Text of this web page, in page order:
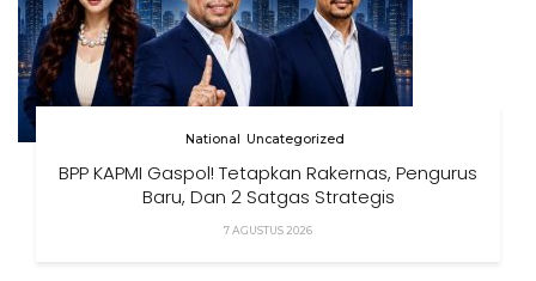
National Uncategorized
BPP KAPMI Gaspol! Tetapkan Rakernas, Pengurus
Baru, Dan 2 Satgas Strategis
7 AGUSTUS 2026